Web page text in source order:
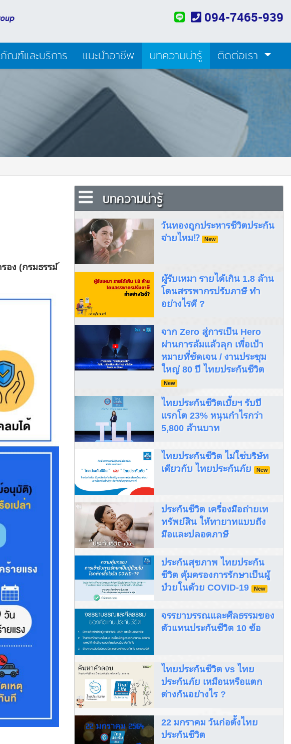
094-7465-939
ณฑ์และบริการ แนะนำอาชีพ บทความน่ารู้ ติดต่อเรา
อง (กรมธรรม์
บทความน่ารู้
วันทองถูกประหารชีวิตประกัน
จ่ายไหม⁉️ New
ผู้รับเหมา รายได้เกิน 1.8 ล้าน
โดนสรรพากรปรับภาษี ทำ
อย่างไรดี ?
จาก Zero สู่การเป็น Hero
ผ่านการล้มแล้วลุก เพื่อเป้า
หมายที่ชัดเจน / งานประชุม
ใหญ่ 80 ปี ไทยประกันชีวิต
New
ไทยประกันชีวิตเบี้ยฯ รับปี
แรกโต 23% หนุนกำไรกว่า
5,800 ล้านบาท
ไทยประกันชีวิต ไม่ใช่บริษัท
เดียวกับ ไทยประกันภัย New
ประกันชีวิต เครื่องมือถ่ายเท
ทรัพย์สิน ให้ทายาทแบบถึง
มือและปลอดภาษี
ประกันสุขภาพ ไทยประกัน
ชีวิต คุ้มครองการรักษาเป็นผู้
ป่วยในด้วย COVID-19 New
จรรยาบรรณและศีลธรรมของ
ตัวแทนประกันชีวิต 10 ข้อ
ไทยประกันชีวิต vs ไทย
ประกันภัย เหมือนหรือแตก
ต่างกันอย่างไร ?
22 มกราคม วันก่อตั้งไทย
ประกันชีวิต